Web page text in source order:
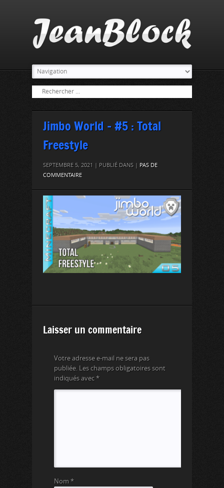
Jimbo World – #5 : Total
Freestyle
SEPTEMBRE 5, 2021 | PUBLIÉ DANS | PAS DE
COMMENTAIRE
Laisser un commentaire
Votre adresse e-mail ne sera pas
publiée. Les champs obligatoires sont
indiqués avec *
Nom *